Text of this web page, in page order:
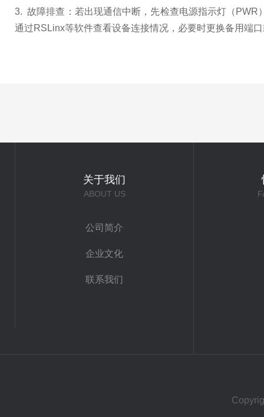
3. 故障排查：若出现通信中断，先检查电源指示灯（
通过RSLinx等软件查看设备连接情况，必要时更换备用端
关于我们
ABOUT US
公司简介
企业文化
联系我们